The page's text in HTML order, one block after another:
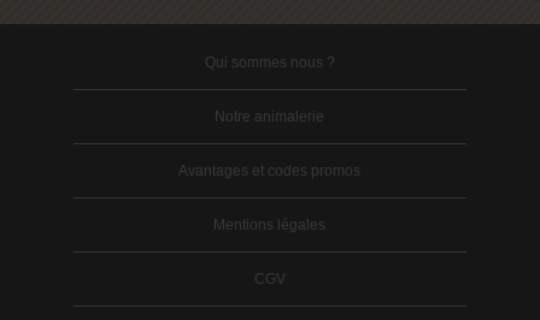
Qui sommes nous ?
Notre animalerie
Avantages et codes promos
Mentions légales
CGV